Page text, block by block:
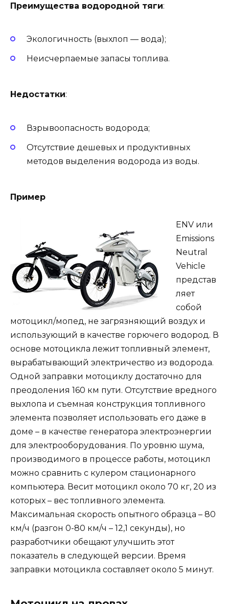
Преимущества водородной тяги:
Экологичность (выхлоп — вода);
Неисчерпаемые запасы топлива.
Недостатки:
Взрывоопасность водорода;
Отсутствие дешевых и продуктивных
методов выделения водорода из воды.
Пример
ENV или
Emissions
Neutral
Vehicle
представ
ляет
собой
мотоцикл/мопед, не загрязняющий воздух и
использующий в качестве горючего водород. В
основе мотоцикла лежит топливный элемент,
вырабатывающий электричество из водорода.
Одной заправки мотоциклу достаточно для
преодоления 160 км пути. Отсутствие вредного
выхлопа и съемная конструкция топливного
элемента позволяет использовать его даже в
доме – в качестве генератора электроэнергии
для электрооборудования. По уровню шума,
производимого в процессе работы, мотоцикл
можно сравнить с кулером стационарного
компьютера. Весит мотоцикл около 70 кг, 20 из
которых – вес топливного элемента.
Максимальная скорость опытного образца – 80
км/ч (разгон 0-80 км/ч – 12,1 секунды), но
разработчики обещают улучшить этот
показатель в следующей версии. Время
заправки мотоцикла составляет около 5 минут.